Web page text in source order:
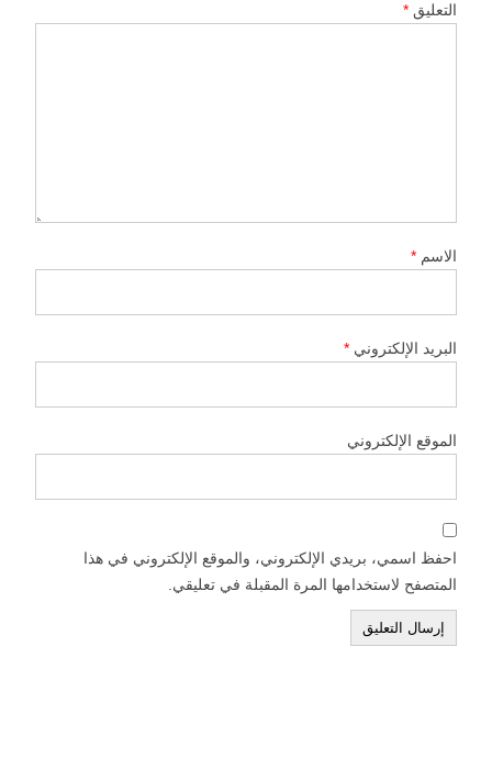
التعليق *
الاسم *
البريد الإلكتروني *
الموقع الإلكتروني
احفظ اسمي، بريدي الإلكتروني، والموقع الإلكتروني في هذا
المتصفح لاستخدامها المرة المقبلة في تعليقي.